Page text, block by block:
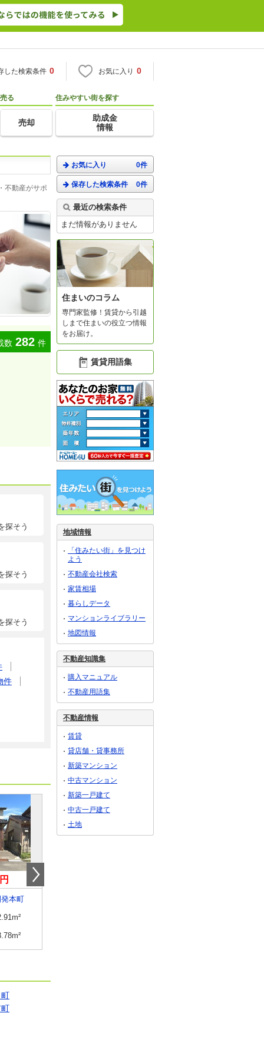
した検索条件 0 お気に入り 0
売る
売却
住みやすい街を探す
助成金
情報
不動産がサポ
数 282 件
探そう
探そう
探そう
件
本町
お気に入り 0件
保存した検索条件 0件
最近の検索条件
まだ情報がありません
住まいのコラム
専門家監修！賃貸から引越
しまで住まいの役立つ情報
をお届け。
賃貸用語集
地域情報
「住みたい街」を見つけ
よう
不動産会社検索
家賃相場
暮らしデータ
マンションライブラリー
地図情報
不動産知識集
購入マニュアル
不動産用語集
不動産情報
賃貸
貸店舗・貸事務所
新築マンション
中古マンション
新築一戸建て
中古一戸建て
土地